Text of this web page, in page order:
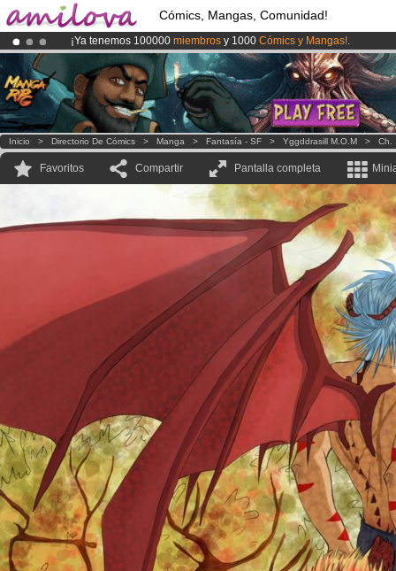
Cómics, Mangas, Comunidad!
¡Ya tenemos 100000 miembros y 1000 Cómics y Mangas!.
¡El Kickstarter Amilova está desormado lanzado!.
¡Conviertete en Premium por3.95 euros al mes!Hazte Premium ya
Inicio > Directorio De Cómics > Manga > Fantasía - SF > Yggddrasill M.O.M > Ch.
Favoritos Compartir Pantalla completa